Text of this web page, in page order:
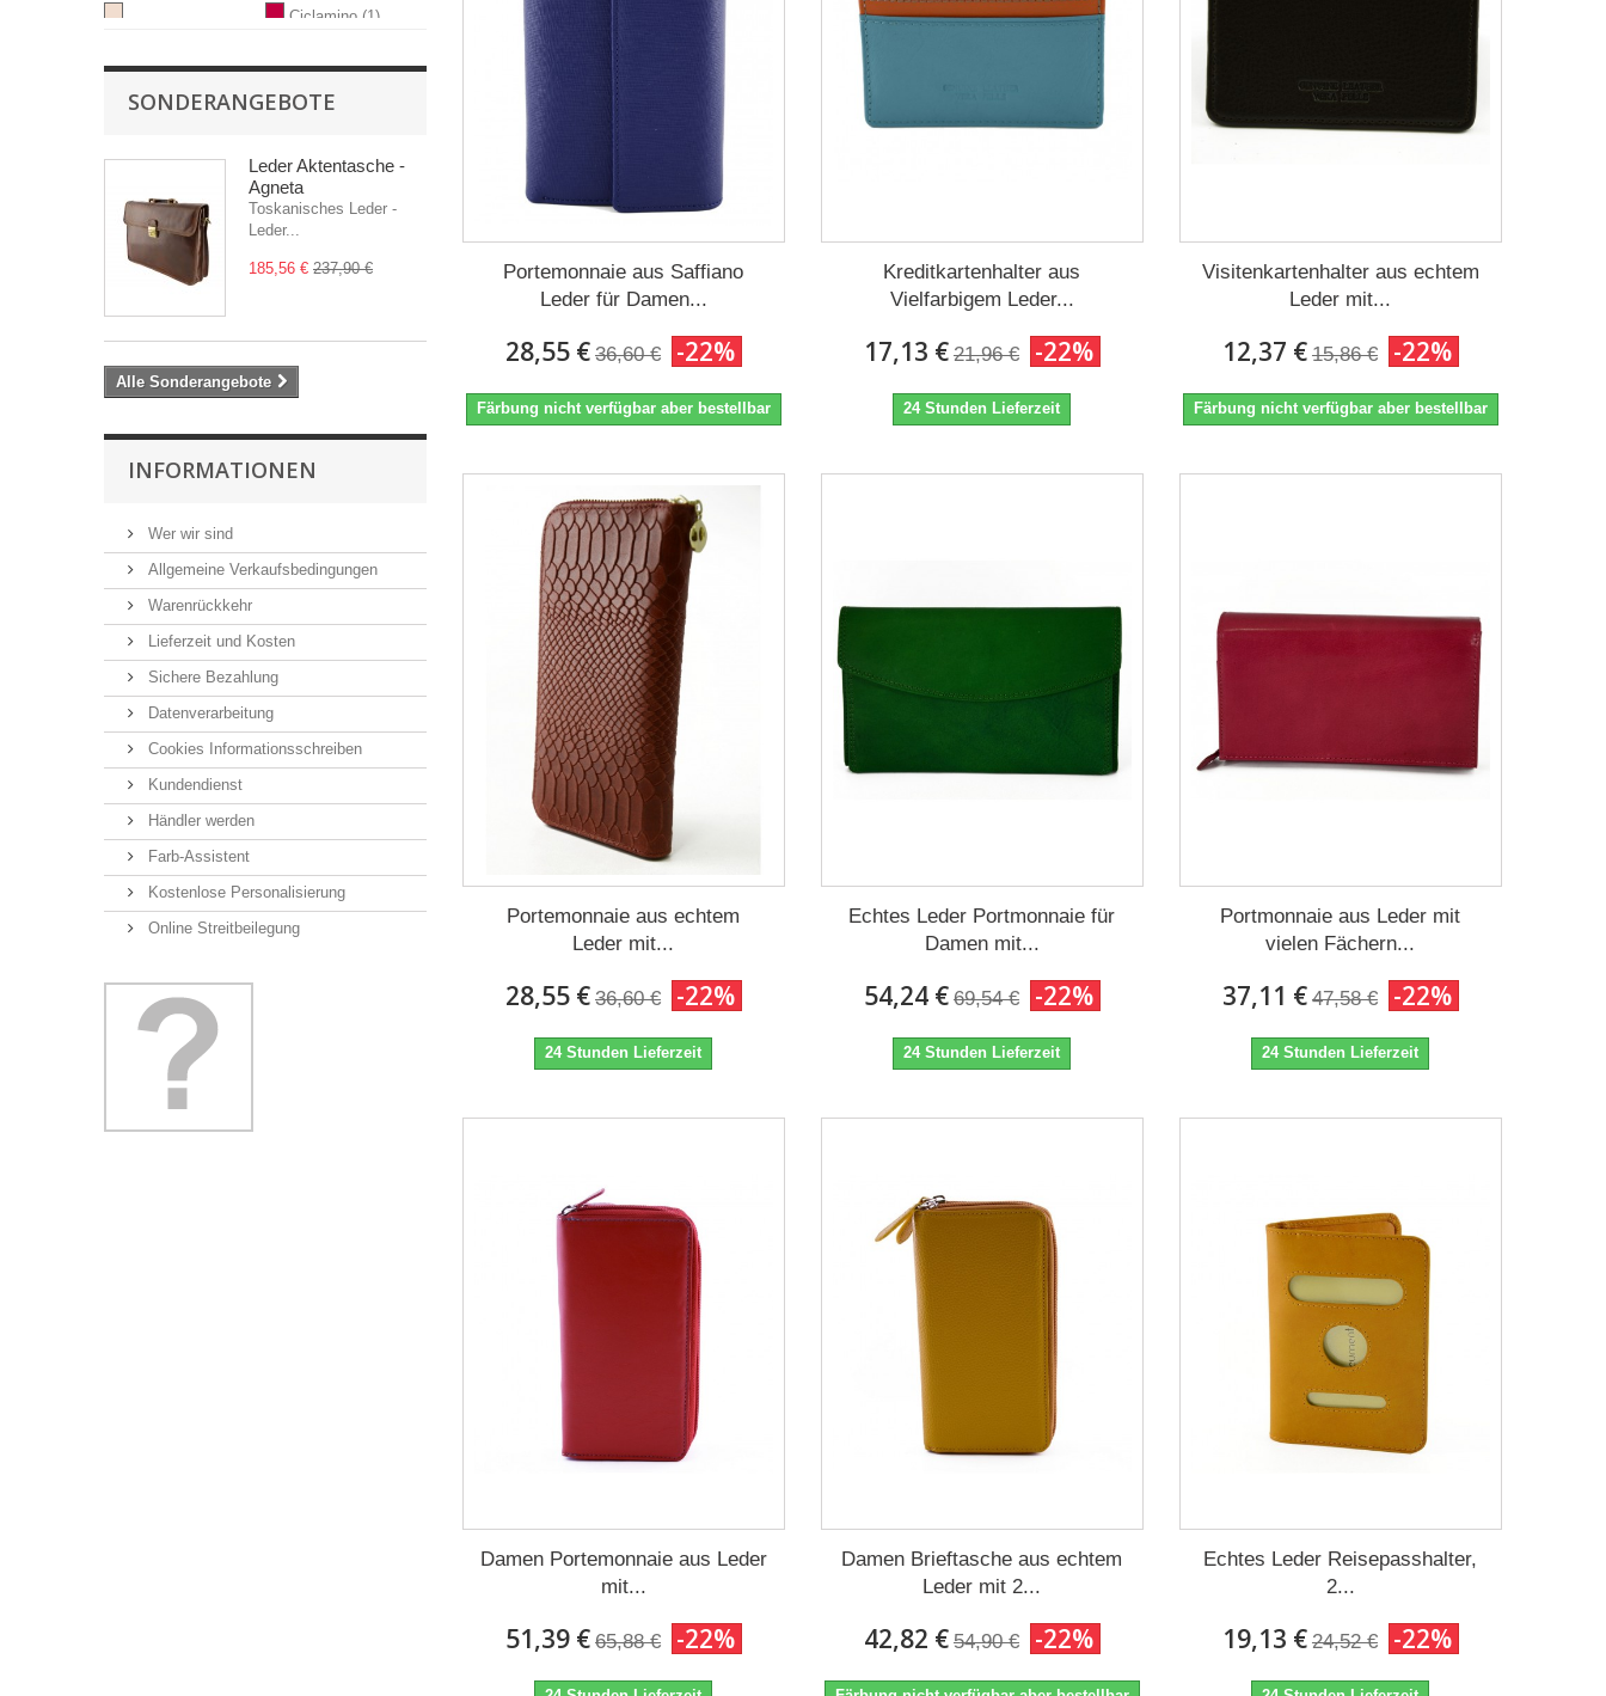
Ciclamino (1)
SONDERANGEBOTE
Leder Aktentasche -
Agneta
Toskanisches Leder -
Leder...
185,56 € 237,90 €
Alle Sonderangebote
INFORMATIONEN
Wer wir sind
Allgemeine Verkaufsbedingungen
Warenrückkehr
Lieferzeit und Kosten
Sichere Bezahlung
Datenverarbeitung
Cookies Informationsschreiben
Kundendienst
Händler werden
Farb-Assistent
Kostenlose Personalisierung
Online Streitbeilegung
Portemonnaie aus Saffiano
Leder für Damen...
28,55 € 36,60 € -22%
Färbung nicht verfügbar aber bestellbar
Kreditkartenhalter aus
Vielfarbigem Leder...
17,13 € 21,96 € -22%
24 Stunden Lieferzeit
Visitenkartenhalter aus echtem
Leder mit...
12,37 € 15,86 € -22%
Färbung nicht verfügbar aber bestellbar
Portemonnaie aus echtem
Leder mit...
28,55 € 36,60 € -22%
24 Stunden Lieferzeit
Echtes Leder Portmonnaie für
Damen mit...
54,24 € 69,54 € -22%
24 Stunden Lieferzeit
Portmonnaie aus Leder mit
vielen Fächern...
37,11 € 47,58 € -22%
24 Stunden Lieferzeit
Damen Portemonnaie aus Leder
mit...
51,39 € 65,88 € -22%
Damen Brieftasche aus echtem
Leder mit 2...
42,82 € 54,90 € -22%
Echtes Leder Reisepasshalter,
2...
19,13 € 24,52 € -22%